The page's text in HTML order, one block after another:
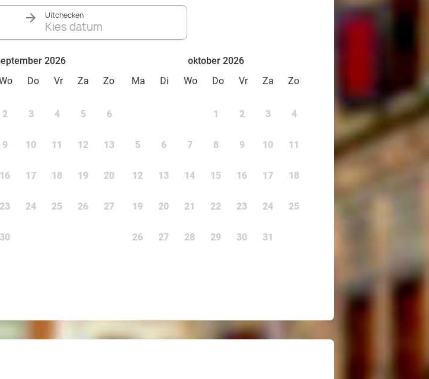
Uitchecken
Kies datum
2026
Do Vr Za Zo
2 3 4 5 6
9 10 11 12 13
16 17 18 19 20
23 24 25 26 27
30
oktober 2026
Ma
Di Wo Do Vr Za Zo
1 2 3 4
5 6 7 8 9 10 11
12 13 14 15 16 17 18
19 20 21 22 23 24 25
26 27 28 29 30 31